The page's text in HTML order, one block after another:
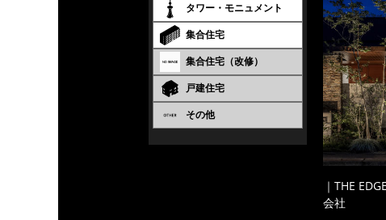
タワー・モニュメント
集合住宅
集合住宅（改修）
戸建住宅
その他
｜THE
会社